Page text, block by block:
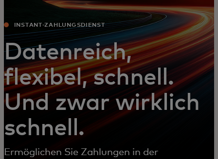
Neuigkeiten und Trends
INSTANT-ZAHLUNGSDIENST
Datenreich,
flexibel, schnell.
Und zwar wirklich
schnell.
Ermöglichen Sie Zahlungen in der